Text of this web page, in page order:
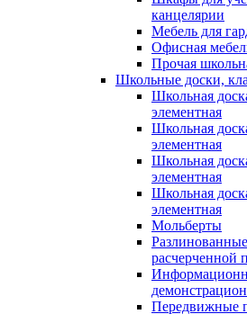
канцелярии
Мебель для
Офисная
Прочая
Школьные доски,
Школьная
элементная
Школьная
элементная
Школьная
элементная
Школьная
элементная
Мольберты
расчерченной
Передвижные